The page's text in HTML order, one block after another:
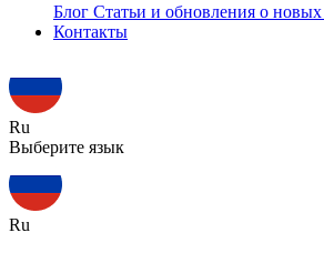
Блог Статьи и обновления о
Контакты
Ru
Выберите язык
Ru